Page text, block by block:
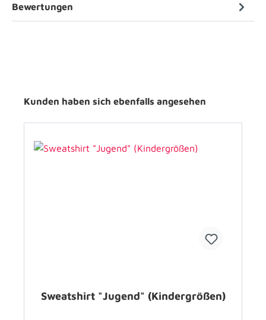
Bewertungen
Kunden haben sich ebenfalls angesehen
Sweatshirt "Jugend" (Kindergrößen)